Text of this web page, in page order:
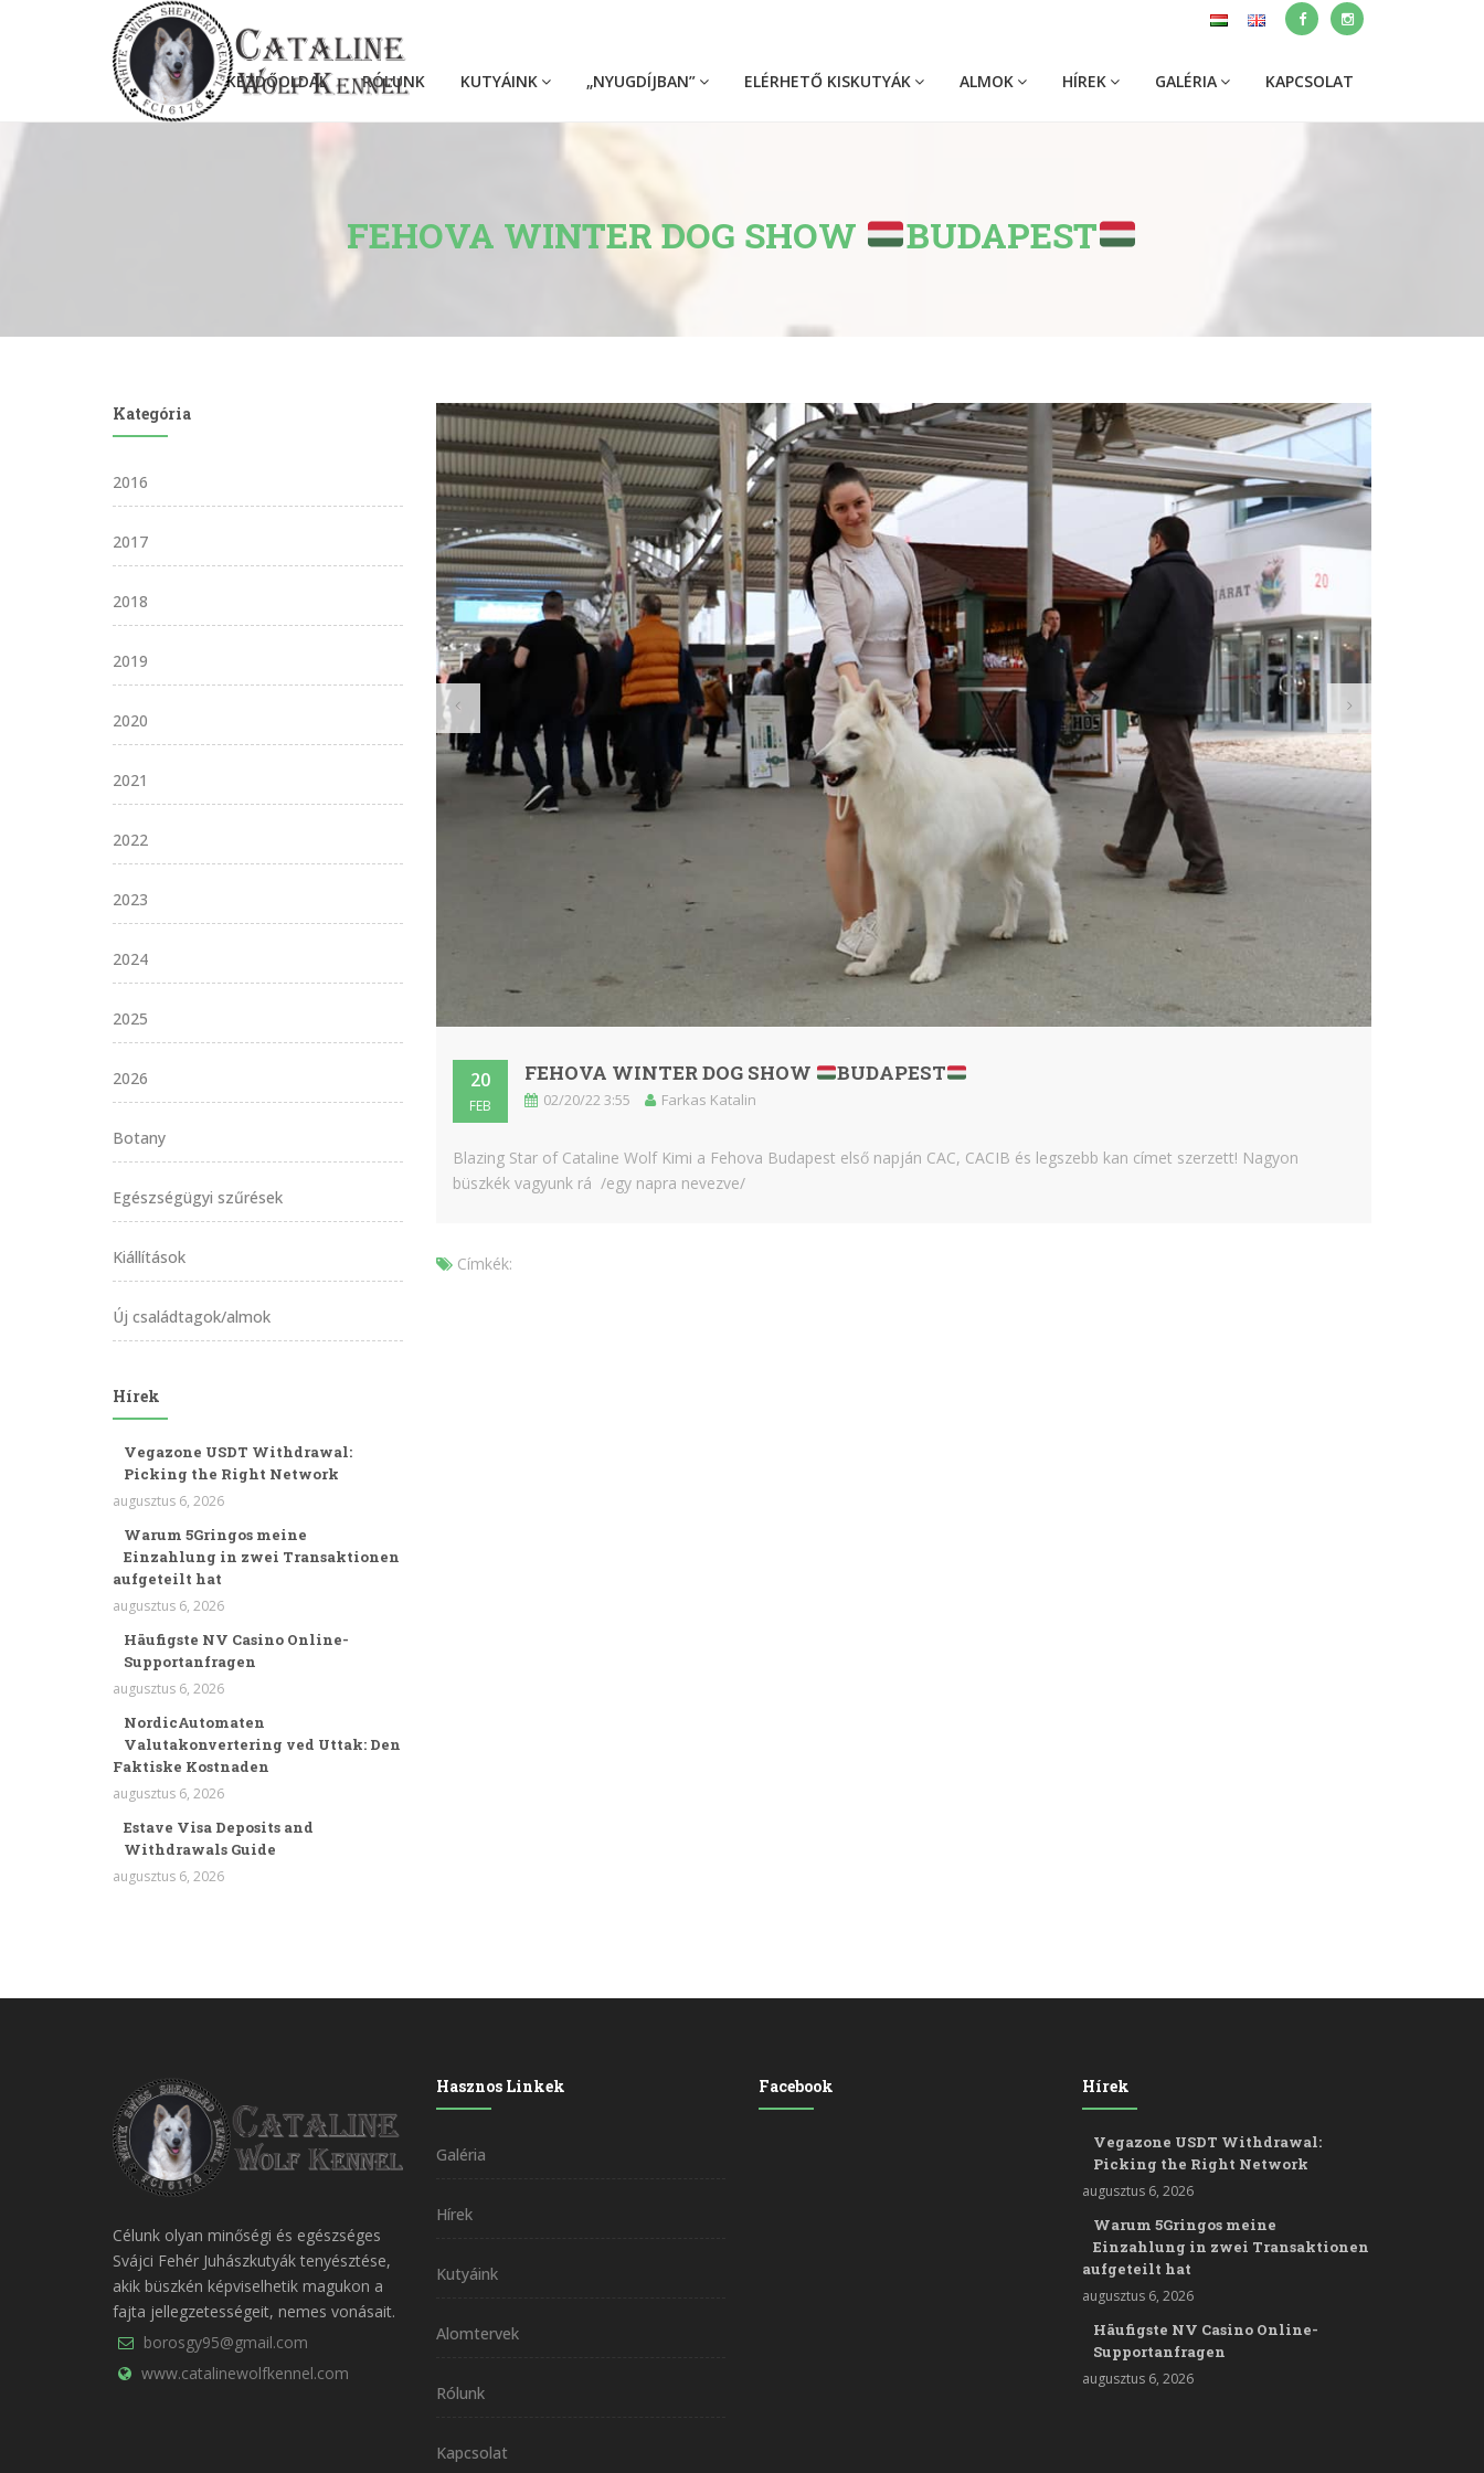
KEZDŐOLDAL RÓLUNK KUTYÁINK „NYUGDÍJBAN” ELÉRHETŐ KISKUTYÁK ALMOK HÍREK GALÉRIA KAPCSOLAT
FEHOVA WINTER DOG SHOW BUDAPEST
20
FEB
FEHOVA WINTER DOG SHOW BUDAPEST
02/20/22 3:55 Farkas Katalin
Blazing Star of Cataline Wolf Kimi a Fehova Budapest első napján CAC, CACIB és legszebb kan címet szerzett! Nagyon
büszkék vagyunk rá /egy napra nevezve/
Címkék:
Kategória
2016
2017
2018
2019
2020
2021
2022
2023
2024
2025
2026
Botany
Egészségügyi szűrések
Kiállítások
Új családtagok/almok
Hírek
Vegazone USDT Withdrawal:
Picking the Right Network
augusztus 6, 2026
Warum 5Gringos meine
Einzahlung in zwei Transaktionen
aufgeteilt hat
augusztus 6, 2026
Häufigste NV Casino Online-
Supportanfragen
augusztus 6, 2026
NordicAutomaten
Valutakonvertering ved Uttak: Den
Faktiske Kostnaden
augusztus 6, 2026
Estave Visa Deposits and
Withdrawals Guide
augusztus 6, 2026
Célunk olyan minőségi és egészséges
Svájci Fehér Juhászkutyák tenyésztése,
akik büszkén képviselhetik magukon a
fajta jellegzetességeit, nemes vonásait.
borosgy95@gmail.com
www.catalinewolfkennel.com
Hasznos Linkek
Galéria
Hírek
Kutyáink
Alomtervek
Rólunk
Kapcsolat
Facebook Hírek
Vegazone USDT Withdrawal:
Picking the Right Network
augusztus 6, 2026
Warum 5Gringos meine
Einzahlung in zwei Transaktionen
aufgeteilt hat
augusztus 6, 2026
Häufigste NV Casino Online-
Supportanfragen
augusztus 6, 2026